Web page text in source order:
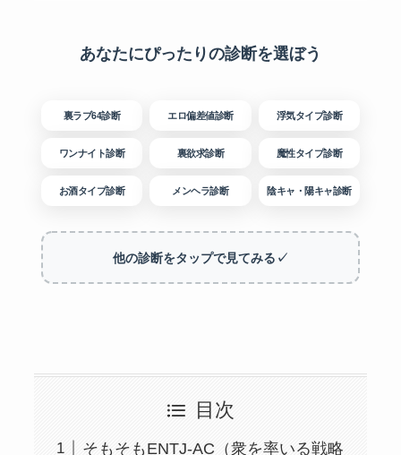
あなたにぴったりの診断を選ぼう
裏ラブ64診断 エロ偏差値診断 浮気タイプ診断
ワンナイト診断 裏欲求診断 魔性タイプ診断
お酒タイプ診断 メンヘラ診断 陰キャ・陽キャ診断
他の診断をタップで見てみる✓
目次
そもそもENTJ-AC（衆を率いる戦略